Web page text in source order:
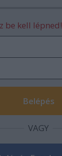
be kell lépned!
VAGY